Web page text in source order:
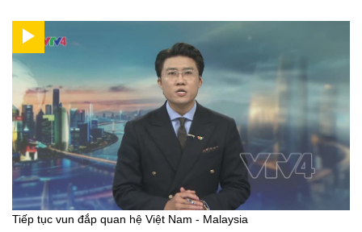
Tiếp tục vun đắp quan hệ Việt Nam - Malaysia